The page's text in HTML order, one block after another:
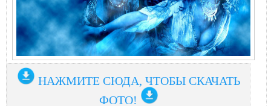
НАЖМИТЕ СЮДА, ЧТОБЫ СКАЧАТЬ
ФОТО!